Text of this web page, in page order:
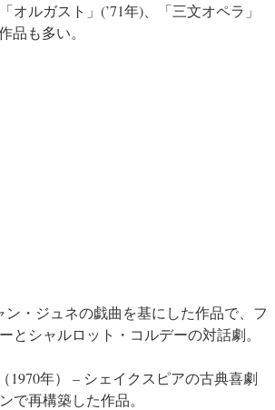
ルガスト」(’71年)、「三文オペラ」
品も多い。
ン・ジュネの戯曲を基にした作品で、フ
シャルロット・コルデーの対話劇。
1970年） – シェイクスピアの古典喜劇
で再構築した作品。